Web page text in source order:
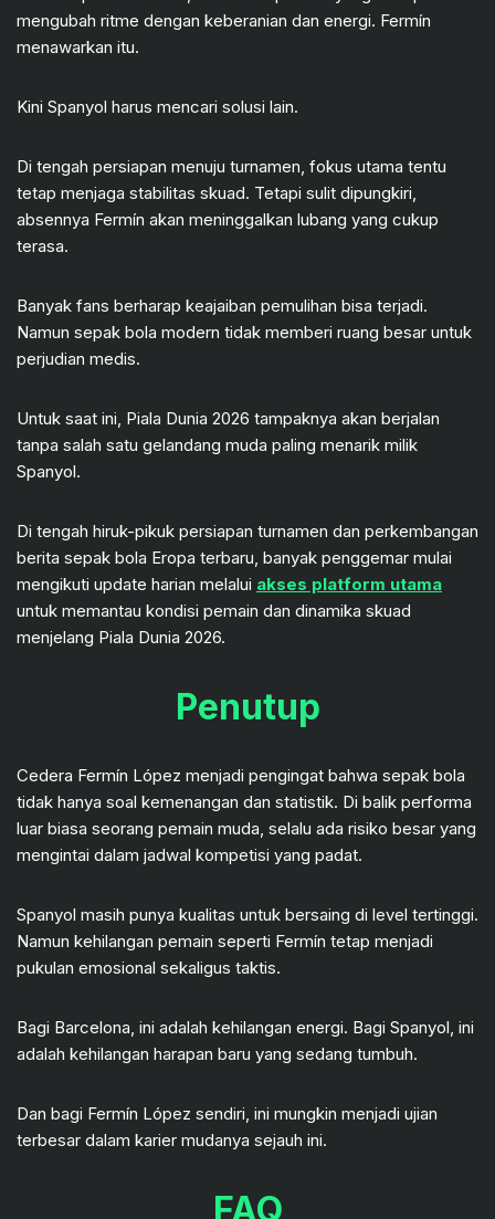
mengubah ritme dengan keberanian dan energi. Fermín
menawarkan itu.
Kini Spanyol harus mencari solusi lain.
Di tengah persiapan menuju turnamen, fokus utama tentu
tetap menjaga stabilitas skuad. Tetapi sulit dipungkiri,
absennya Fermín akan meninggalkan lubang yang cukup
terasa.
Banyak fans berharap keajaiban pemulihan bisa terjadi.
Namun sepak bola modern tidak memberi ruang besar untuk
perjudian medis.
Untuk saat ini, Piala Dunia 2026 tampaknya akan berjalan
tanpa salah satu gelandang muda paling menarik milik
Spanyol.
Di tengah hiruk-pikuk persiapan turnamen dan perkembangan
berita sepak bola Eropa terbaru, banyak penggemar mulai
mengikuti update harian melalui akses platform utama
untuk memantau kondisi pemain dan dinamika skuad
menjelang Piala Dunia 2026.
Penutup
Cedera Fermín López menjadi pengingat bahwa sepak bola
tidak hanya soal kemenangan dan statistik. Di balik performa
luar biasa seorang pemain muda, selalu ada risiko besar yang
mengintai dalam jadwal kompetisi yang padat.
Spanyol masih punya kualitas untuk bersaing di level tertinggi.
Namun kehilangan pemain seperti Fermín tetap menjadi
pukulan emosional sekaligus taktis.
Bagi Barcelona, ini adalah kehilangan energi. Bagi Spanyol, ini
adalah kehilangan harapan baru yang sedang tumbuh.
Dan bagi Fermín López sendiri, ini mungkin menjadi ujian
terbesar dalam karier mudanya sejauh ini.
FAQ